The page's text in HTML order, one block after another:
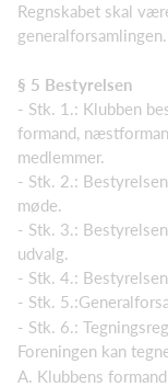
Regnskabet skal
generalforsamlingen.
§ 5 Bestyrelsen
- Stk. 1.: Klubben
formand,
medlemmer.
- Stk. 2.:
møde.
- Stk. 3.:
udvalg.
- Stk. 4.:
- Stk.
- Stk. 6.:
Foreningen kan
A. Klubbens